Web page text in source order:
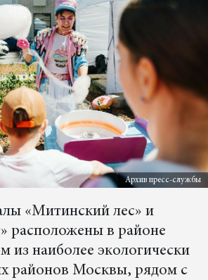
Архив пресс-службы
«Митинский лес» и
расположены в районе
из наиболее экологически
районов Москвы, рядом с